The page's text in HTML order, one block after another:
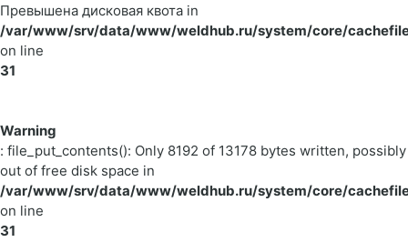
Превышена дисковая квота in
/var/www/srv/data/www/weldhub.ru/system/core/
on line
31
Warning
: file_put_contents(): Only 8192 of 13178 bytes written, possibly
out of free disk space in
/var/www/srv/data/www/weldhub.ru/system/core/
on line
31